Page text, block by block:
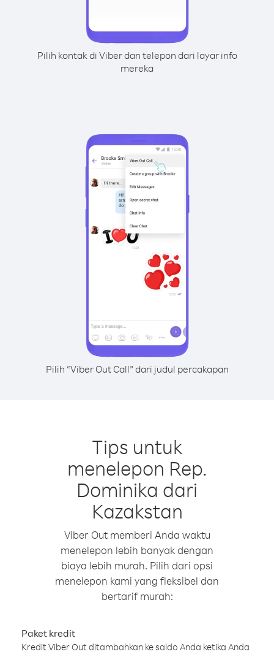
Pilih kontak di Viber dan telepon dari layar info
mereka
Pilih “Viber Out Call” dari judul percakapan
Tips untuk
menelepon Rep.
Dominika dari
Kazakstan
Viber Out memberi Anda waktu
menelepon lebih banyak dengan
biaya lebih murah. Pilih dari opsi
menelepon kami yang fleksibel dan
bertarif murah:
Paket kredit
Kredit Viber Out ditambahkan ke saldo Anda ketika Anda